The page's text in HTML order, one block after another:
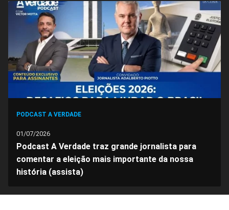
FacebookWhatsappTwitterMessengerTelegramGettr
PODCAST A VERDADE
01/07/2026
Podcast A Verdade traz grande jornalista para
comentar a eleição mais importante da nossa
história (assista)